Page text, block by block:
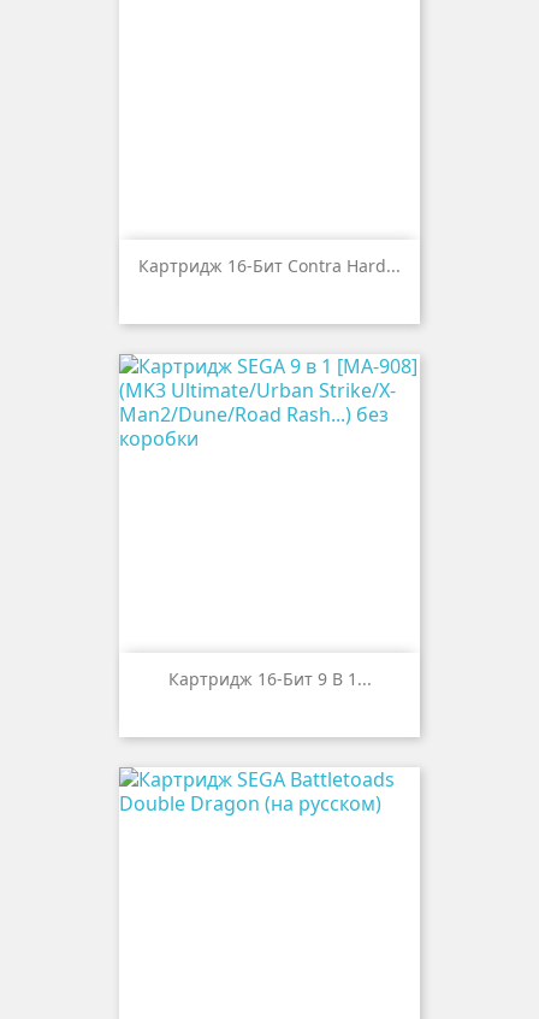
Картридж 16-Бит Contra Hard...
Картридж 16-Бит 9 В 1...